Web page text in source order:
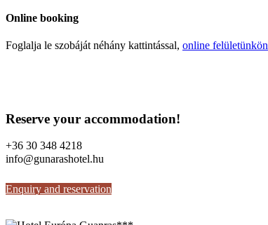
Online booking
Foglalja le szobáját néhány kattintással, online felületünkön
Reserve your accommodation!
+36 30 348 4218
info@gunarashotel.hu
Enquiry and reservation